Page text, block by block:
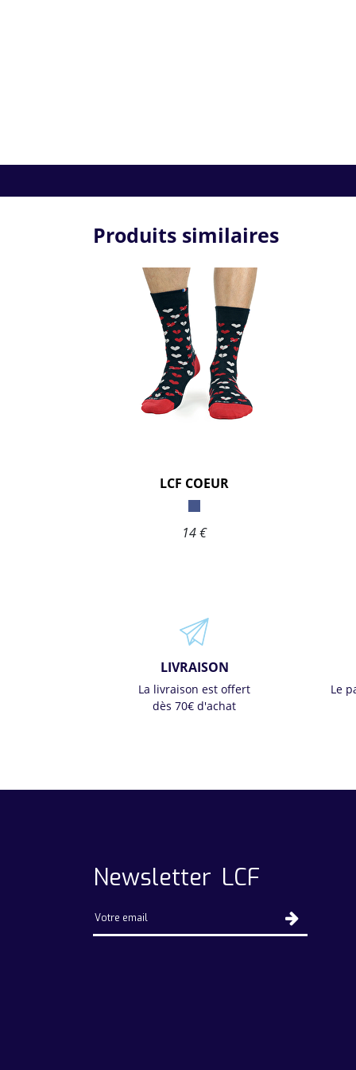
Produits similaires
LCF COEUR
14 €
LIVRAISON
La livraison est offert
dès 70€ d'achat
Le
Newsletter LCF